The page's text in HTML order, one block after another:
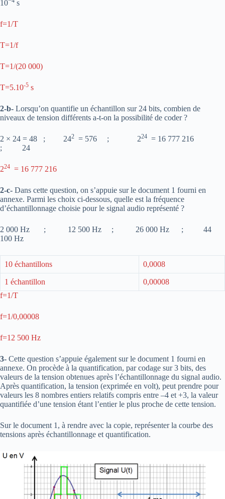
10
s
f=1/T
T=1/f
T=1/(20 000)
T=5.10-5 s
2-b- Lorsqu’on quantifie un échantillon sur 24 bits, combien de
niveaux de tension différents a-t-on la possibilité de coder ?
2 × 24 = 48 ; 242 = 576 ; 224 = 16 777 216
; 24
224 = 16 777 216
2-c- Dans cette question, on s’appuie sur le document 1 fourni en
annexe. Parmi les choix ci-dessous, quelle est la fréquence
d’échantillonnage choisie pour le signal audio représenté ?
2 000 Hz ; 12 500 Hz ; 26 000 Hz ; 44
100 Hz
10 échantillons 0,0008
1 échantillon
0,00008
f=1/T
f=1/0,00008
f=12 500 Hz
3- Cette question s’appuie également sur le document 1 fourni en
annexe. On procède à la quantification, par codage sur 3 bits, des
valeurs de la tension obtenues après l’échantillonnage du signal audio.
Après quantification, la tension (exprimée en volt), peut prendre pour
valeurs les 8 nombres entiers relatifs compris entre –4 et +3, la valeur
quantifiée d’une tension étant l’entier le plus proche de cette tension.
Sur le document 1, à rendre avec la copie, représenter la courbe des
tensions après échantillonnage et quantification.